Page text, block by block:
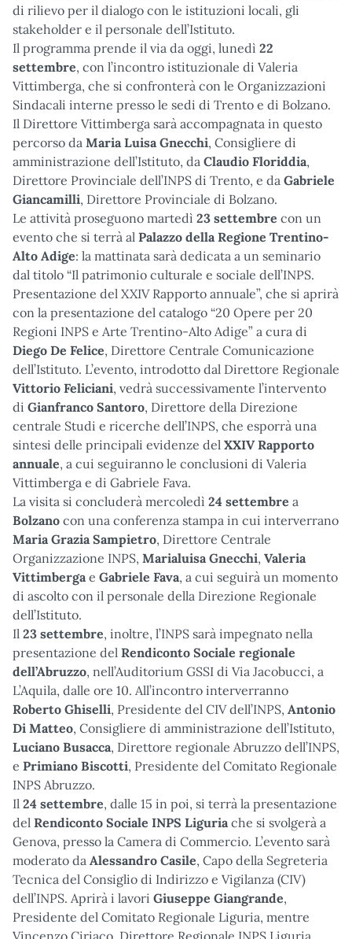
di rilievo per il dialogo con le istituzioni locali, gli
stakeholder e il personale dell’Istituto.
Il programma prende il via da oggi, lunedì 22
settembre, con l’incontro istituzionale di Valeria
Vittimberga, che si confronterà con le Organizzazioni
Sindacali interne presso le sedi di Trento e di Bolzano.
Il Direttore Vittimberga sarà accompagnata in questo
percorso da Maria Luisa Gnecchi, Consigliere di
amministrazione dell’Istituto, da Claudio Floriddia,
Direttore Provinciale dell’INPS di Trento, e da Gabriele
Giancamilli, Direttore Provinciale di Bolzano.
Le attività proseguono martedì 23 settembre con un
evento che si terrà al Palazzo della Regione Trentino-
Alto Adige: la mattinata sarà dedicata a un seminario
dal titolo “Il patrimonio culturale e sociale dell’INPS.
Presentazione del XXIV Rapporto annuale”, che si aprirà
con la presentazione del catalogo “20 Opere per 20
Regioni INPS e Arte Trentino-Alto Adige” a cura di
Diego De Felice, Direttore Centrale Comunicazione
dell’Istituto. L’evento, introdotto dal Direttore Regionale
Vittorio Feliciani, vedrà successivamente l’intervento
di Gianfranco Santoro, Direttore della Direzione
centrale Studi e ricerche dell’INPS, che esporrà una
sintesi delle principali evidenze del XXIV Rapporto
annuale, a cui seguiranno le conclusioni di Valeria
Vittimberga e di Gabriele Fava.
La visita si concluderà mercoledì 24 settembre a
Bolzano con una conferenza stampa in cui interverrano
Maria Grazia Sampietro, Direttore Centrale
Organizzazione INPS, Marialuisa Gnecchi, Valeria
Vittimberga e Gabriele Fava, a cui seguirà un momento
di ascolto con il personale della Direzione Regionale
dell’Istituto.
Il 23 settembre, inoltre, l’INPS sarà impegnato nella
presentazione del Rendiconto Sociale regionale
dell’Abruzzo, nell’Auditorium GSSI di Via Jacobucci, a
L’Aquila, dalle ore 10. All’incontro interverranno
Roberto Ghiselli, Presidente del CIV dell’INPS, Antonio
Di Matteo, Consigliere di amministrazione dell’Istituto,
Luciano Busacca, Direttore regionale Abruzzo dell’INPS,
e Primiano Biscotti, Presidente del Comitato Regionale
INPS Abruzzo.
Il 24 settembre, dalle 15 in poi, si terrà la presentazione
del Rendiconto Sociale INPS Liguria che si svolgerà a
Genova, presso la Camera di Commercio. L’evento sarà
moderato da Alessandro Casile, Capo della Segreteria
Tecnica del Consiglio di Indirizzo e Vigilanza (CIV)
dell’INPS. Aprirà i lavori Giuseppe Giangrande,
Presidente del Comitato Regionale Liguria, mentre
Vincenzo Ciriaco, Direttore Regionale INPS Liguria,